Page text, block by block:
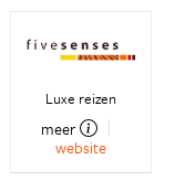
Luxe reizen
meer
website